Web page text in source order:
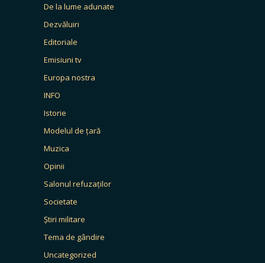
De la lume adunate
Dezvăluiri
Editoriale
Emisiuni tv
Europa nostra
INFO
Istorie
Modelul de țară
Muzica
Opinii
Salonul refuzaților
Societate
Știri militare
Tema de gândire
Uncategorized